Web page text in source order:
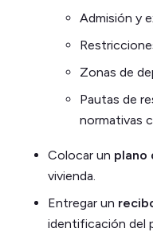
Admisión y
Zonas de
Pautas de
normativas
Colocar un plano
vivienda.
Entregar un
identificación del